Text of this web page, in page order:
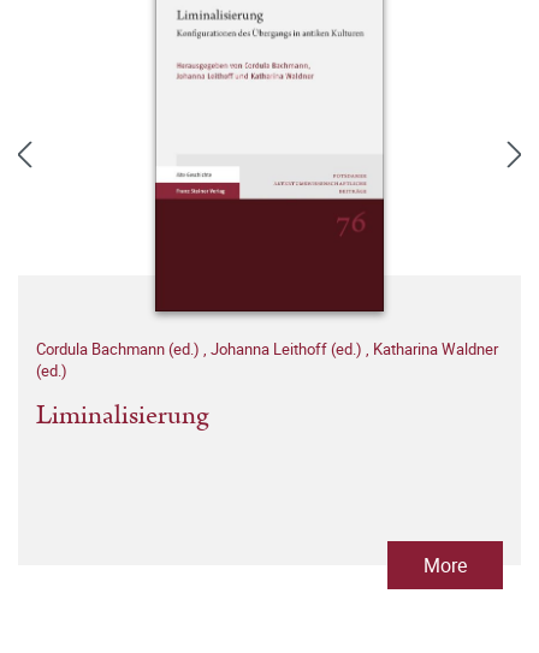
Cordula Bachmann (ed.) , Johanna Leithoff (ed.) , Katharina Waldner
(ed.)
Liminalisierung
More